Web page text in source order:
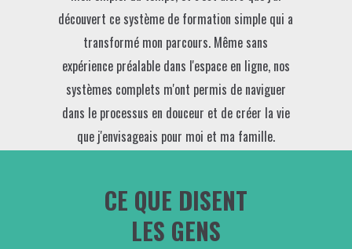
découvert ce système de formation simple qui a
transformé mon parcours. Même sans
expérience préalable dans l'espace en ligne, nos
systèmes complets m'ont permis de naviguer
dans le processus en douceur et de créer la vie
que j'envisageais pour moi et ma famille.
CE QUE DISENT
LES GENS